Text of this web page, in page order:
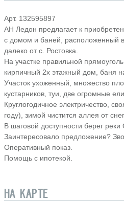
Арт. 132595897
АН Ледон предлагает к
с домом и баней, расположенный
далеко от с. Ростовка.
На участке правильной
кирпичный 2х этажный дом, баня
Участок ухоженный, множество
кустарников, туи, две огромные ели.
Круглогодичное электричество,
году), зимой чистится аллея от
В шаговой доступности берег реки
Заинтересовало предложение?
Оперативный показ.
Помощь с ипотекой.
НА КАРТЕ